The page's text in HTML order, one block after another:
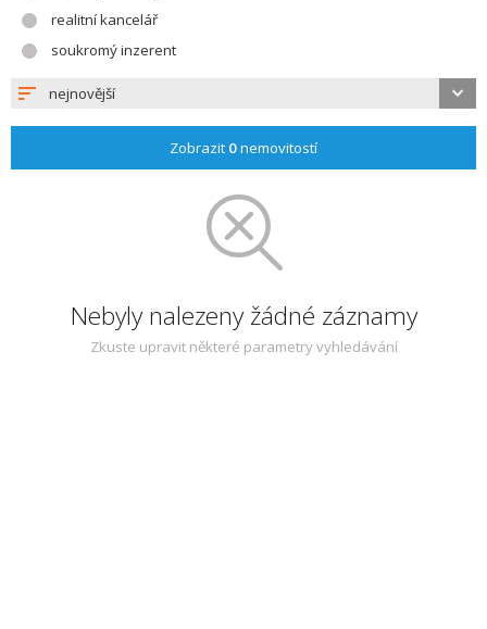
realitní kancelář
soukromý inzerent
nejnovější
Zobrazit 0nemovitostí
Nebyly nalezeny žádné záznamy
Zkuste upravit některé parametry vyhledávání